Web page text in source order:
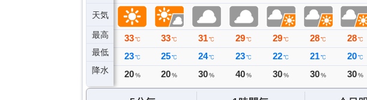
天気
最高
最低
降水
32℃
22℃
ミリ
33 ℃
23 ℃
20 %
33 ℃
25 ℃
20 %
31 ℃
24℃
30 %
29 ℃
23 ℃
40 %
29℃
22℃
30%
28℃
21℃
30%
28℃
20℃
30%